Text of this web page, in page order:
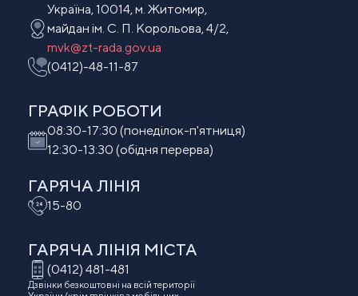
Україна, 10014, м. Житомир,
майдан ім. С. П. Корольова, 4/2,
mvk@zt-rada.gov.ua
(0412)-48-11-87
ГРАФІК РОБОТИ
08:30-17:30 (понеділок-п'ятниця)
12:30-13:30 (обідня перерва)
ГАРЯЧА ЛІНІЯ
15-80
ГАРЯЧА ЛІНІЯ МIСТА
(0412) 481-481
Дзвінки безкоштовні на всій території